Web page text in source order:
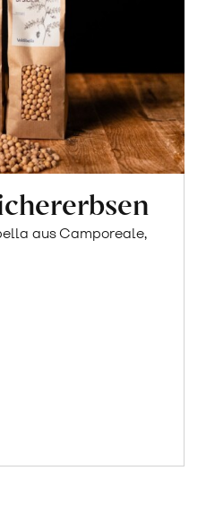
aus Camporeale,